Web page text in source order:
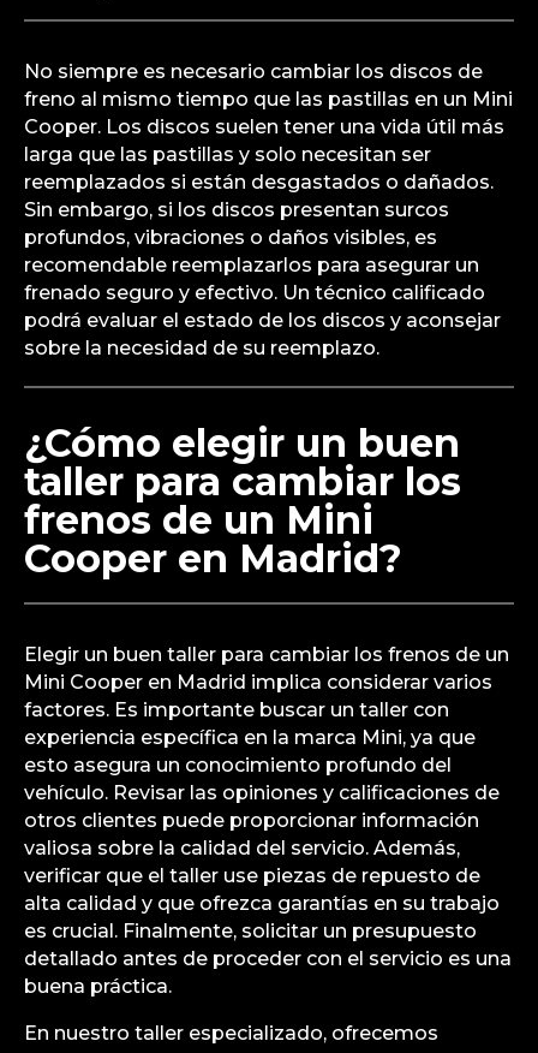
No siempre es necesario cambiar los discos de
freno al mismo tiempo que las pastillas en un Mini
Cooper. Los discos suelen tener una vida útil más
larga que las pastillas y solo necesitan ser
reemplazados si están desgastados o dañados.
Sin embargo, si los discos presentan surcos
profundos, vibraciones o daños visibles, es
recomendable reemplazarlos para asegurar un
frenado seguro y efectivo. Un técnico calificado
podrá evaluar el estado de los discos y aconsejar
sobre la necesidad de su reemplazo.
¿Cómo elegir un buen
taller para cambiar los
frenos de un Mini
Cooper en Madrid?
Elegir un buen taller para cambiar los frenos de un
Mini Cooper en Madrid implica considerar varios
factores. Es importante buscar un taller con
experiencia específica en la marca Mini, ya que
esto asegura un conocimiento profundo del
vehículo. Revisar las opiniones y calificaciones de
otros clientes puede proporcionar información
valiosa sobre la calidad del servicio. Además,
verificar que el taller use piezas de repuesto de
alta calidad y que ofrezca garantías en su trabajo
es crucial. Finalmente, solicitar un presupuesto
detallado antes de proceder con el servicio es una
buena práctica.
En nuestro taller especializado, ofrecemos